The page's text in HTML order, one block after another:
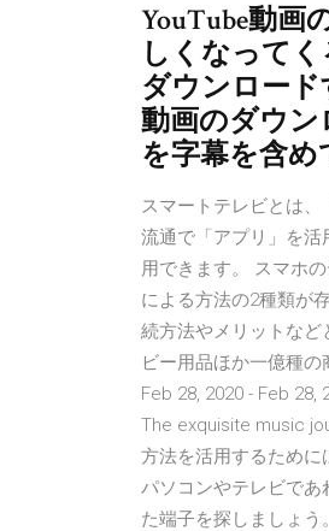
YouTube動画
しくなって
ダウンロー
動画のダウン
を字幕を含
スマートテレビとは
流通で「アプリ」を活
用できます。 スマホ
による方法の2種類が
続方法やメリットなど
ビー用品ほか一億種の
Feb 28, 2020 - Feb
The exquisite music
方法を活用するために
パソコンやテレビであ
た端子を探しましょう